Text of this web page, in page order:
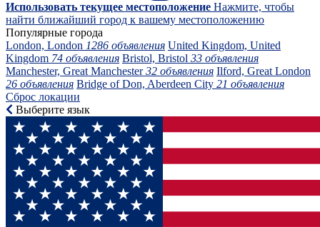
Использовать текущее местоположение Нажмите, чтобы
найти ближайший город к вашему местоположению
Популярные города
London, London 1286 объявления United Kingdom, United
Kingdom 74 объявления Bristol, Bristol 33 объявления
Manchester, Great Manchester32 объявления Ilford, Great London
26 объявления Bridge of Don, Aberdeen City 21 объявления
Сброс локации
Выберите язык